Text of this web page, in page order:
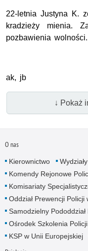
22-letnia Justyna K.
kradzieży
pozbawienia wolności.
ak, jb
↓ Pokaż
O nas
Kierownictwo
Komendy Rejonowe
Komisariaty
Oddział Prewencji Policji
Samodzielny
Ośrodek Szkolenia
KSP w Unii Europejskiej